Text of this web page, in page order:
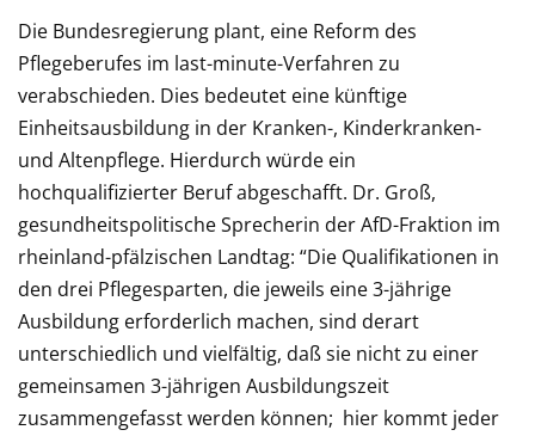
Die Bundesregierung plant, eine Reform des
Pflegeberufes im last-minute-Verfahren zu
verabschieden. Dies bedeutet eine künftige
Einheitsausbildung in der Kranken-, Kinderkranken-
und Altenpflege. Hierdurch würde ein
hochqualifizierter Beruf abgeschafft. Dr. Groß,
gesundheitspolitische Sprecherin der AfD-Fraktion im
rheinland-pfälzischen Landtag: “Die Qualifikationen in
den drei Pflegesparten, die jeweils eine 3-jährige
Ausbildung erforderlich machen, sind derart
unterschiedlich und vielfältig, daß sie nicht zu einer
gemeinsamen 3-jährigen Ausbildungszeit
zusammengefasst werden können; hier kommt jeder